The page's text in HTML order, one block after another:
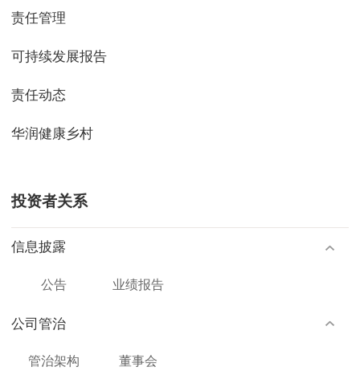
责任管理
可持续发展报告
责任动态
华润健康乡村
投资者关系
信息披露
公告 业绩报告
公司管治
管治架构 董事会